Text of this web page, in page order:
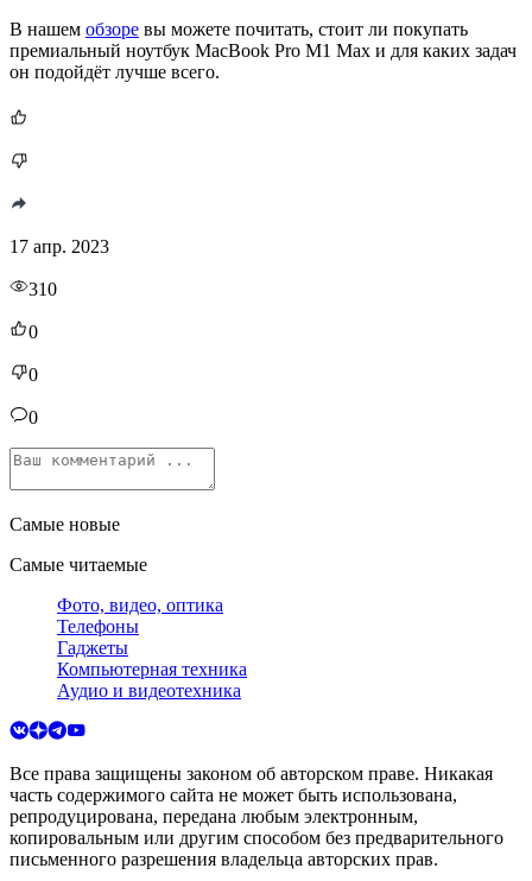
В нашем обзоре вы можете почитать, стоит ли покупать
премиальный ноутбук MacBook Pro M1 Max и для каких задач
он подойдёт лучше всего.
17 апр. 2023
310
0
0
0
Самые новые
Самые читаемые
Фото, видео, оптика
Телефоны
Гаджеты
Компьютерная техника
Аудио и видеотехника
Все права защищены законом об авторском праве. Никакая
часть содержимого сайта не может быть использована,
репродуцирована, передана любым электронным,
копировальным или другим способом без предварительного
письменного разрешения владельца авторских прав.